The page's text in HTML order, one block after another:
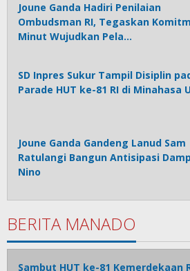
Joune Ganda Hadiri Penilaian
Ombudsman RI, Tegaskan
Minut Wujudkan Pela…
SD Inpres Sukur Tampil Disiplin
Parade HUT ke-81 RI di Minahasa
Joune Ganda Gandeng Lanud Sam
Ratulangi Bangun Antisipasi
Nino
BERITA MANADO
Sambut HUT ke-81 Kemerdekaan